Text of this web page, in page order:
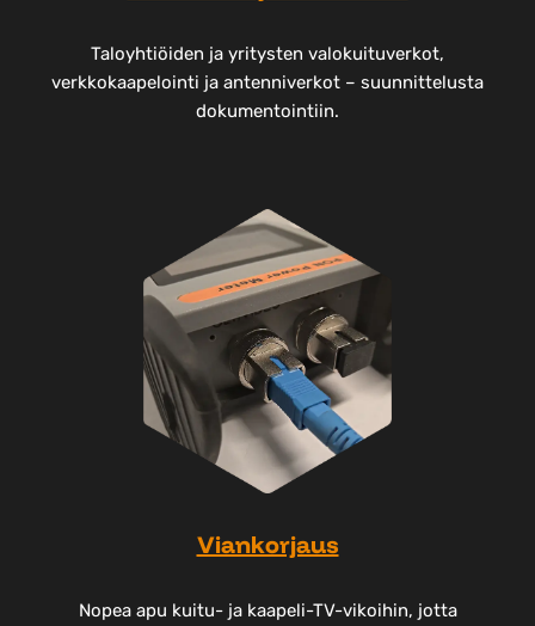
Taloyhtiöiden ja yritysten valokuituverkot,
verkkokaapelointi ja antenniverkot – suunnittelusta
dokumentointiin.
Viankorjaus
Nopea apu kuitu- ja kaapeli-TV-vikoihin, jotta